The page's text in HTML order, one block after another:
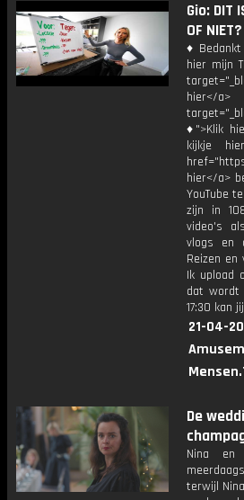
Gio: DIT
OF NIET?
♦
hier mijn
hier</
♦">Klik
kijkje
hier</a>
YouTube
zijn in
video's
vlogs en
Reizen
Ik upload
dat wordt
17:30 kan
21-04-
De
Nina
terwijl